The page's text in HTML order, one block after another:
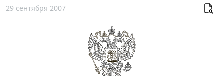
29 сентября 2007